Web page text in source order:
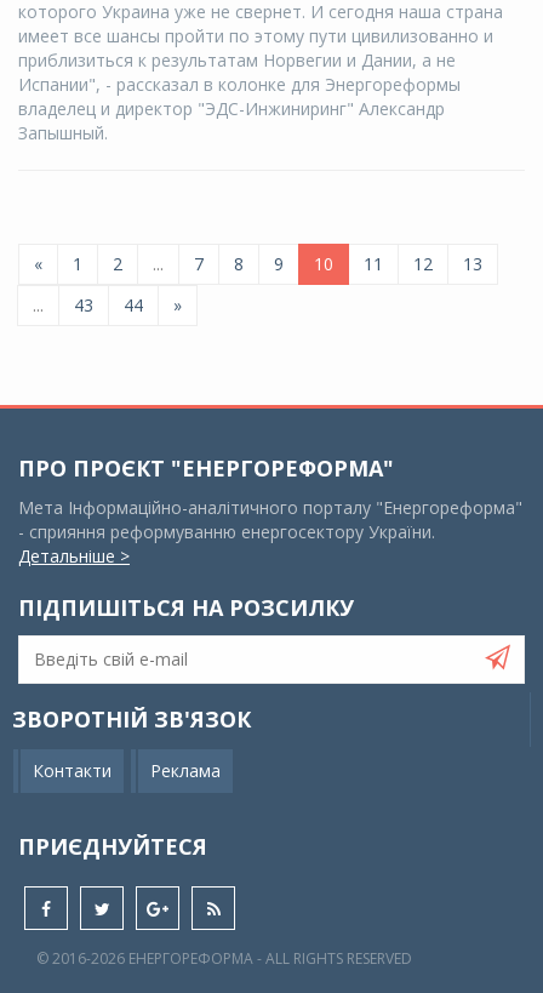
которого Украина уже не свернет. И сегодня наша страна
имеет все шансы пройти по этому пути цивилизованно и
приблизиться к результатам Норвегии и Дании, а не
Испании", - рассказал в колонке для Энергореформы
владелец и директор "ЭДС-Инжиниринг" Александр
Запышный.
« 1 2 ... 7 8 9 10 11 12
13
...
43 44 »
ПРО ПРОЄКТ "ЕНЕРГОРЕФОРМА"
Мета Інформаційно-аналітичного порталу "Енергореформа"
- сприяння реформуванню енергосектору України.
Детальніше >
ПІДПИШІТЬСЯ НА РОЗСИЛКУ
ЗВОРОТНІЙ ЗВ'ЯЗОК
Контакти Реклама
ПРИЄДНУЙТЕСЯ
© 2016-2026 EНЕРГОРЕФОРМА - ALL RIGHTS RESERVED